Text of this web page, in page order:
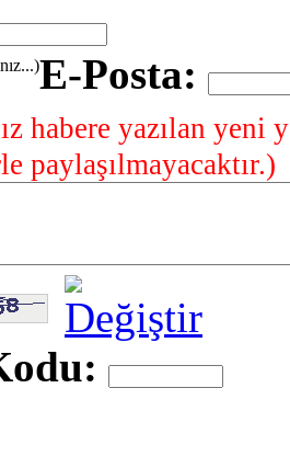
E-Posta:
habere yazılan
paylaşılmayacaktır.)